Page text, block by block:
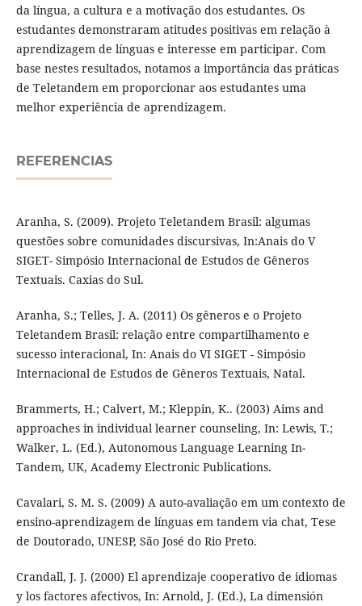
da língua, a cultura e a motivação dos estudantes. Os
estudantes demonstraram atitudes positivas em relação à
aprendizagem de línguas e interesse em participar. Com
base nestes resultados, notamos a importância das práticas
de Teletandem em proporcionar aos estudantes uma
melhor experiência de aprendizagem.
REFERENCIAS
Aranha, S. (2009). Projeto Teletandem Brasil: algumas
questões sobre comunidades discursivas, In:Anais do V
SIGET- Simpósio Internacional de Estudos de Gêneros
Textuais. Caxias do Sul.
Aranha, S.; Telles, J. A. (2011) Os gêneros e o Projeto
Teletandem Brasil: relação entre compartilhamento e
sucesso interacional, In: Anais do VI SIGET - Simpósio
Internacional de Estudos de Gêneros Textuais, Natal.
Brammerts, H.; Calvert, M.; Kleppin, K.. (2003) Aims and
approaches in individual learner counseling, In: Lewis, T.;
Walker, L. (Ed.), Autonomous Language Learning In-
Tandem, UK, Academy Electronic Publications.
Cavalari, S. M. S. (2009) A auto-avaliação em um contexto de
ensino-aprendizagem de línguas em tandem via chat, Tese
de Doutorado, UNESP, São José do Rio Preto.
Crandall, J. J. (2000) El aprendizaje cooperativo de idiomas
y los factores afectivos, In: Arnold, J. (Ed.), La dimensión